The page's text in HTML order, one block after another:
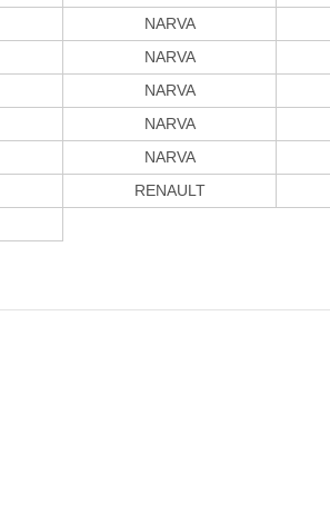
NARVA
NARVA
NARVA
NARVA
NARVA
RENAULT